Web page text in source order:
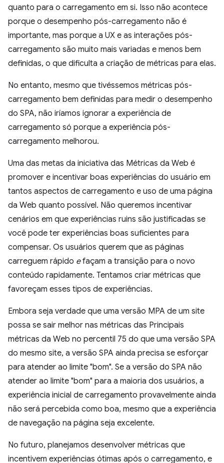
quanto para o carregamento em si. Isso não acontece
porque o desempenho pós-carregamento não é
importante, mas porque a UX e as interações pós-
carregamento são muito mais variadas e menos bem
definidas, o que dificulta a criação de métricas para elas.
No entanto, mesmo que tivéssemos métricas pós-
carregamento bem definidas para medir o desempenho
do SPA, não iríamos ignorar a experiência de
carregamento só porque a experiência pós-
carregamento melhorou.
Uma das metas da iniciativa das Métricas da Web é
promover e incentivar boas experiências do usuário em
tantos aspectos de carregamento e uso de uma página
da Web quanto possível. Não queremos incentivar
cenários em que experiências ruins são justificadas se
você pode ter experiências boas suficientes para
compensar. Os usuários querem que as páginas
carreguem rápido efaçam a transição para o novo
conteúdo rapidamente. Tentamos criar métricas que
favoreçam esses tipos de experiências.
Embora seja verdade que uma versão MPA de um site
possa se sair melhor nas métricas das Principais
métricas da Web no percentil 75 do que uma versão SPA
do mesmo site, a versão SPA ainda precisa se esforçar
para atender ao limite "bom". Se a versão do SPA não
atender ao limite "bom" para a maioria dos usuários, a
experiência inicial de carregamento provavelmente ainda
não será percebida como boa, mesmo que a experiência
de navegação na página seja excelente.
No futuro, planejamos desenvolver métricas que
incentivem experiências ótimas após o carregamento, e